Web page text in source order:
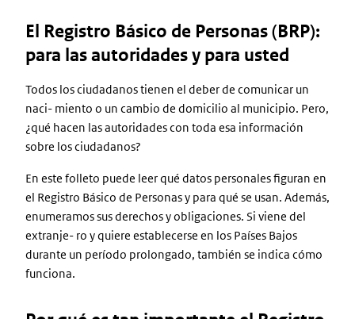
El Registro Básico de Personas (BRP):
para las autoridades y para usted
Todos los ciudadanos tienen el deber de comunicar un
naci- miento o un cambio de domicilio al municipio. Pero,
¿qué hacen las autoridades con toda esa información
sobre los ciudadanos?
En este folleto puede leer qué datos personales figuran en
el Registro Básico de Personas y para qué se usan. Además,
enumeramos sus derechos y obligaciones. Si viene del
extranje- ro y quiere establecerse en los Países Bajos
durante un período prolongado, también se indica cómo
funciona.